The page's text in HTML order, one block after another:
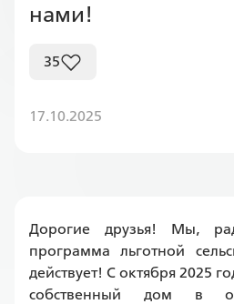
нами!
35
17.10.2025
Дорогие друзья! Мы,
программа льготной
действует! С октября 2025
собственный дом в